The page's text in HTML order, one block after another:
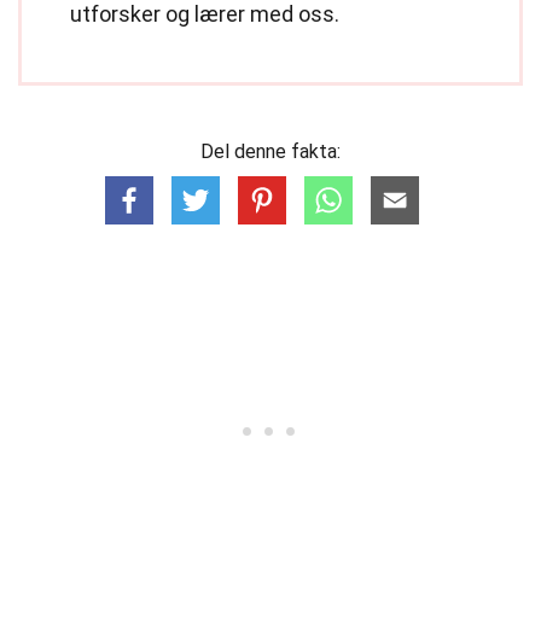
utforsker og lærer med oss.
Del denne fakta: